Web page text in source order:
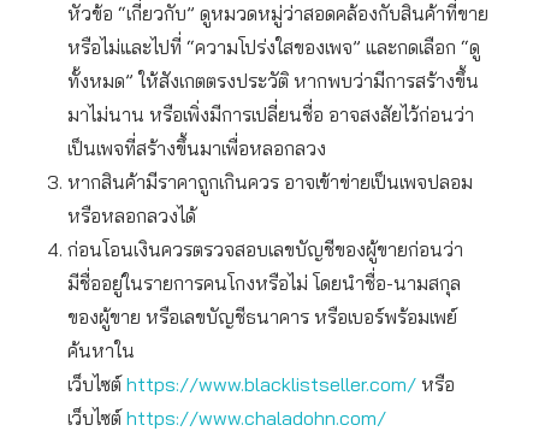
หัวข้อ “เกี่ยวกับ” ดูหมวดหมู่ว่าสอดคล้องกับสินค้าที่ขาย
หรือไม่และไปที่ “ความโปร่งใสของเพจ” และกดเลือก “ดู
ทั้งหมด” ให้สังเกตตรงประวัติ หากพบว่ามีการสร้างขึ้น
มาไม่นาน หรือเพิ่งมีการเปลี่ยนชื่อ อาจสงสัยไว้ก่อนว่า
เป็นเพจที่สร้างขึ้นมาเพื่อหลอกลวง
หากสินค้ามีราคาถูกเกินควร อาจเข้าข่ายเป็นเพจปลอม
หรือหลอกลวงได้
ก่อนโอนเงินควรตรวจสอบเลขบัญชีของผู้ขายก่อนว่า
มีชื่ออยู่ในรายการคนโกงหรือไม่ โดยนำชื่อ-นามสกุล
ของผู้ขาย หรือเลขบัญชีธนาคาร หรือเบอร์พร้อมเพย์
ค้นหาใน
เว็บไซต์ https://www.blacklistseller.com/ หรือ
เว็บไซต์ https://www.chaladohn.com/